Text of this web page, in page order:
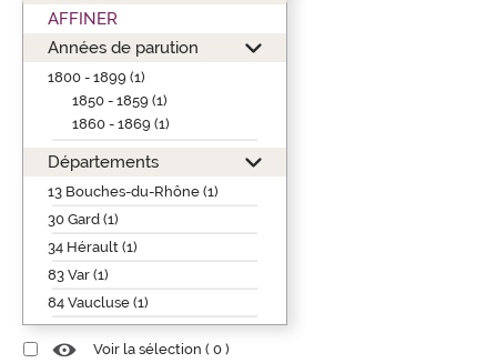
AFFINER
Années de parution
1800 - 1899 (1)
1850 - 1859 (1)
1860 - 1869 (1)
Départements
13 Bouches-du-Rhône (1)
30 Gard (1)
34 Hérault (1)
83 Var (1)
84 Vaucluse (1)
Voir la sélection ( 0 )